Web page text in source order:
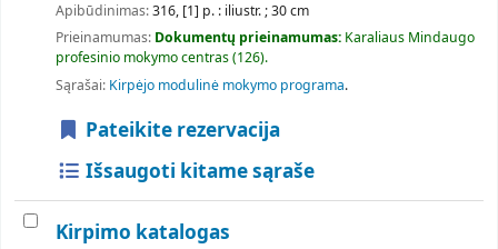
Apibūdinimas:316, [1] p. : iliustr. ; 30 cm
Prieinamumas: Dokumentų prieinamumas: Karaliaus Mindaugo
profesinio mokymo centras(126).
Sąrašai: Kirpėjo modulinė mokymo programa.
Pateikite rezervacija
Išsaugoti kitame sąraše
Kirpimo katalogas